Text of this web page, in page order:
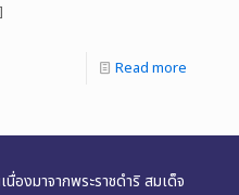
Read more
องมาจากพระราชดำริ สมเด็จ